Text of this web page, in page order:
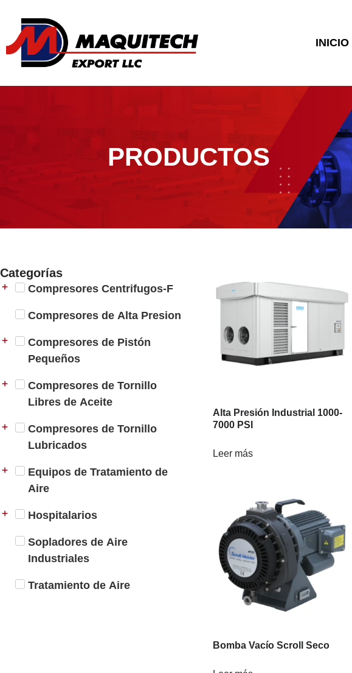
INICIO
PRODUCTOS
Categorías
Compresores Centrifugos-F
Compresores de Alta Presion
Compresores de Pistón
Pequeños
Compresores de Tornillo
Libres de Aceite
Compresores de Tornillo
Lubricados
Equipos de Tratamiento de
Aire
Hospitalarios
Sopladores de Aire
Industriales
Tratamiento de Aire
Alta Presión Industrial 1000-
7000 PSI
Leer más
Bomba Vacío Scroll Seco